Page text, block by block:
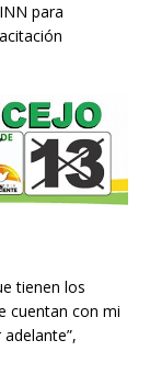
para
tienen los
cuentan con mi